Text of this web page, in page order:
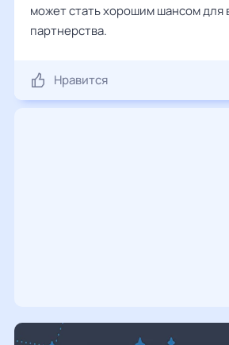
может стать хорошим шансом для
партнерства.
Нравится